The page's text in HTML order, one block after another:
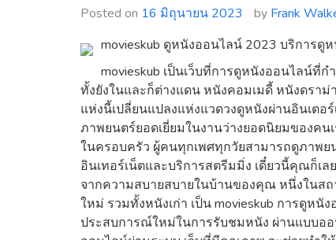
Posted on 16 มิถุนายน 2023 by Frank
movieskub ดูหนังออนไลน์ 2023 บริการดู
movieskub เป็นเว็บที่การดูหนังออนไลน์ที่
ทั้งยังในและก็ต่างแดน หนังคอมเมดี้ หนังดราม่
แห่งนี้เปลี่ยนแปลงแห่งแวดวงดูหนังผ่านอินเตอ
ภาพยนตร์ยอดเยี่ยมในงานว่างยอดนิยมของคน
ในครอบครัว ผู้คนทุกเพศทุกวัยสามารถดูภาพย
อินเทอร์เน็ตและบริการสตรีมมิ่ง เดี๋ยวนี้คุณก็เ
จากความสบายสบายในบ้านของคุณ หนึ่งในส
ใหม่ รวมทั้งหนังเก่า เป็น movieskub การดูหนั
ประสบการณ์ใหม่ในการรับชมหนัง ผ่านแบบออ